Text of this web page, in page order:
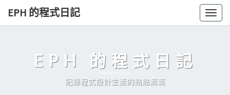
Skip
EPH 的程式日記
EPH 的程式日記
記錄程式設計生活的點點滴滴